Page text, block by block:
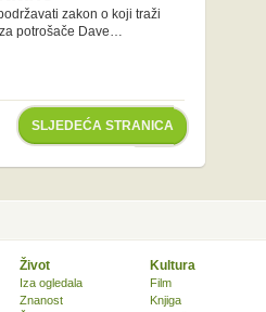
zakon o koji traži
potrošače Dave…
SLJEDEĆA STRANICA
Život
Iza ogledala
Znanost
Kultura
Film
Knjiga